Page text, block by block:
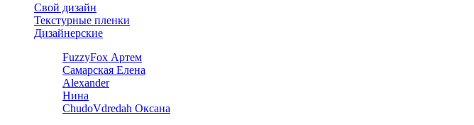
Свой дизайн
Текстурные пленки
Дизайнерские
FuzzyFox Артем
Самарская Елена
Alexander
Нина
ChudoVdredah Оксана